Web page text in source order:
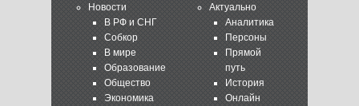
Новости
В РФ и СНГ
Собкор
В мире
Образование
Общество
Экономика
Актуально
Аналитика
Персоны
Прямой
путь
История
Онлайн